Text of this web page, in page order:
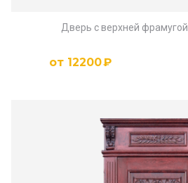
Дверь с верхней фрамугой
от 12200₽